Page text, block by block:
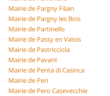
Mairie de Pargny Filain
Mairie de Pargny les Bois
Mairie de Partinello
Mairie de Passy en Valois
Mairie de Pastricciola
Mairie de Pavant
Mairie de Penta di Casinca
Mairie de Peri
Mairie de Pero Casevecchie